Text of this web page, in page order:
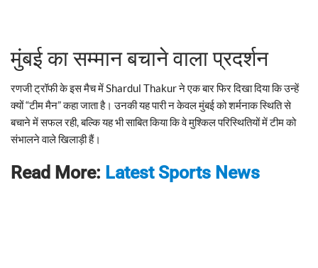
मुंबई का सम्मान बचाने वाला प्रदर्शन
रणजी ट्रॉफी के इस मैच में Shardul Thakur ने एक बार फिर दिखा दिया कि उन्हें
क्यों “टीम मैन” कहा जाता है। उनकी यह पारी न केवल मुंबई को शर्मनाक स्थिति से
बचाने में सफल रही, बल्कि यह भी साबित किया कि वे मुश्किल परिस्थितियों में टीम को
संभालने वाले खिलाड़ी हैं।
Read More: Latest Sports News